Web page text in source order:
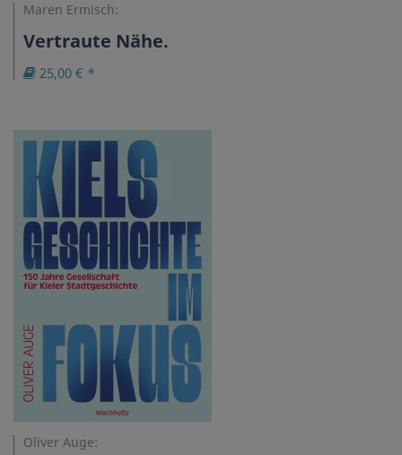
Maren Ermisch:
Vertraute Nähe.
25,00 € *
Oliver Auge: